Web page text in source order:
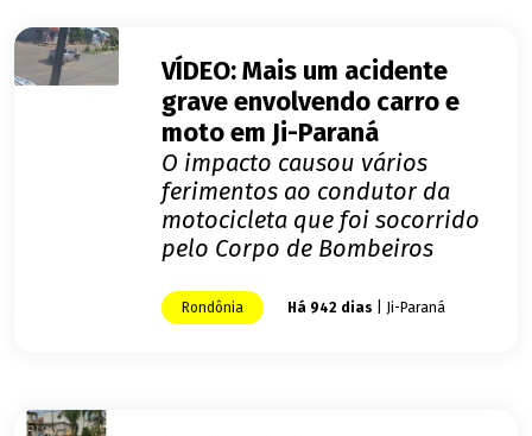
VÍDEO: Mais um acidente
grave envolvendo carro e
moto em Ji-Paraná
O impacto causou vários
ferimentos ao condutor da
motocicleta que foi socorrido
pelo Corpo de Bombeiros
Rondônia Há 942 dias | Ji-Paraná